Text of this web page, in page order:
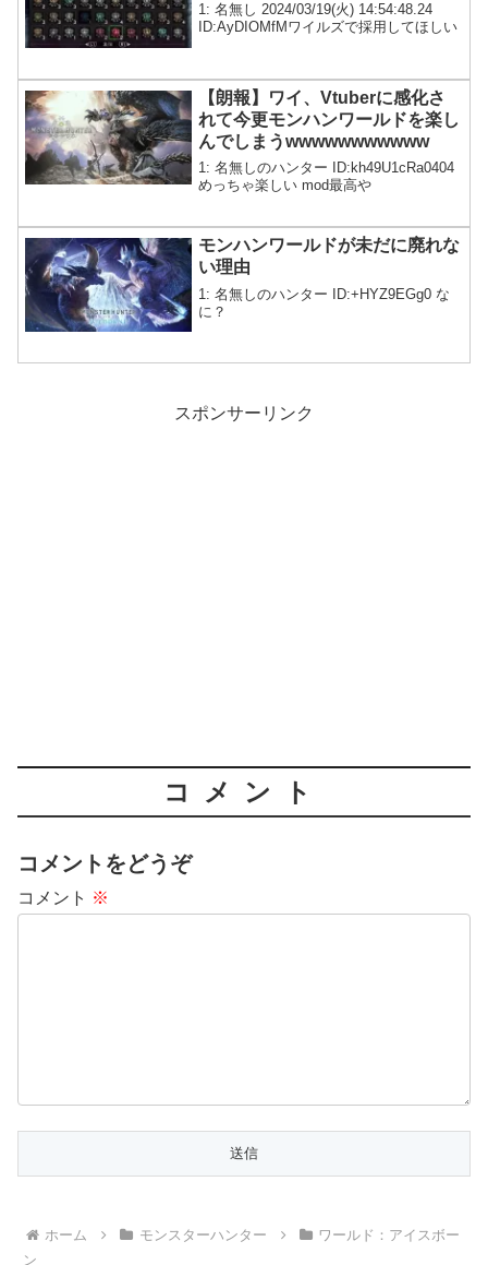
1: 名無し 2024/03/19(火) 14:54:48.24
ID:AyDIOMfMワイルズで採用してほしい
【朗報】ワイ、Vtuberに感化さ
れて今更モンハンワールドを楽し
んでしまうwwwwwwwwwww
1: 名無しのハンター ID:kh49U1cRa0404
めっちゃ楽しい mod最高や
モンハンワールドが未だに廃れな
い理由
1: 名無しのハンター ID:+HYZ9EGg0 な
に？
スポンサーリンク
コメント
コメントをどうぞ
コメント ※
ホーム モンスターハンター
ワールド：アイスボー
ン